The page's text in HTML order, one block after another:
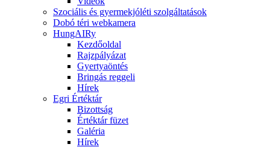
Szociális és gyermekjóléti szolgáltatások
Dobó téri webkamera
HungAIRy
Kezdőoldal
Rajzpályázat
Gyertyaöntés
Bringás reggeli
Hírek
Egri Értéktár
Bizottság
Értéktár füzet
Galéria
Hírek